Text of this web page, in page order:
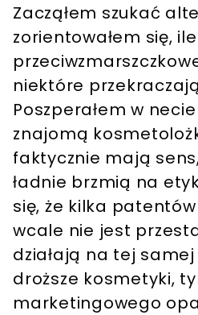
Zacząłem szukać
zorientowałem się,
niektóre
Poszperałem w
znajomą
faktycznie mają
ładnie brzmią na
się, że kilka
wcale nie jest
działają na tej
droższe kosmetyki,
marketingowego